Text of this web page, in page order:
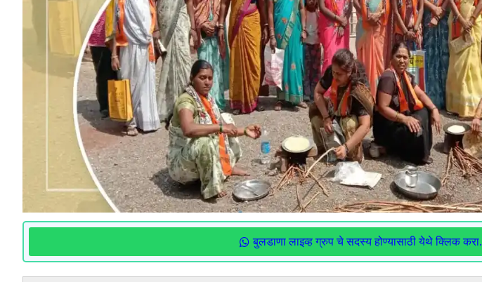
बुलडाणा लाइव्ह ग्रुप चे सदस्य होण्यासाठी येथे क्लिक करा.